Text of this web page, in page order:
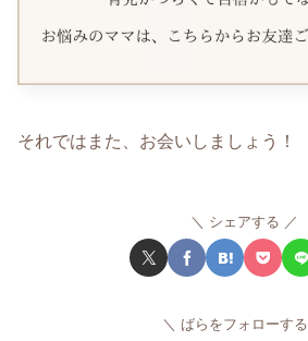
それではまた、お会いしましょう！
シェアする
ばらをフォローする